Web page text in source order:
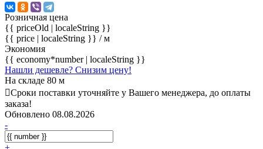
Розничная цена
{{ priceOld | localeString }}
{{ price | localeString }} / м
Экономия
{{ economy*number | localeString }}
Нашли дешевле? Снизим цену!
На складе 80 м
Сроки поставки уточняйте у Вашего менеджера, до оплаты
заказа!
Обновлено 08.08.2026
-